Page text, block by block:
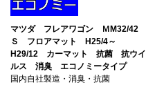
マツダ フレアワゴン ＭM32/42
Ｓ フロアマット H25/4～
H29/12 カーマット 抗菌 抗ウイ
ルス 消臭 エコノミータイプ
国内自社製造・消臭・抗菌